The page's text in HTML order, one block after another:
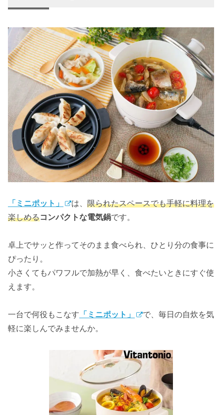
「ミニポット」 は、 限られたスペースでも手軽に料理を
楽しめるコンパクトな電気鍋です。
卓上でサッと作ってそのまま食べられ、ひとり分の食事に
ぴったり。
小さくてもパワフルで加熱が早く、食べたいときにすぐ使
えます。
一台で何役もこなす 「ミニポット」
で、毎日の自炊を気
軽に楽しんでみませんか。